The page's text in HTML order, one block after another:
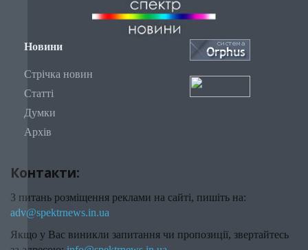
Новини
Стрічка новин
Статті
Думки
Архів
Контакти:
З питань розміщення реклами на сайті, пишіть на:
adv@spektrnews.in.ua
Якщо у Вас виникли запитання чи пропозиції, звертайтесь